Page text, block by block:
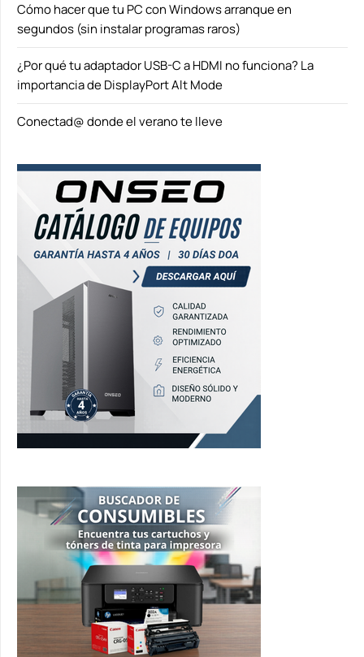
Cómo hacer que tu PC con Windows arranque en
segundos (sin instalar programas raros)
¿Por qué tu adaptador USB-C a HDMI no funciona? La
importancia de DisplayPort Alt Mode
Conectad@ donde el verano te lleve